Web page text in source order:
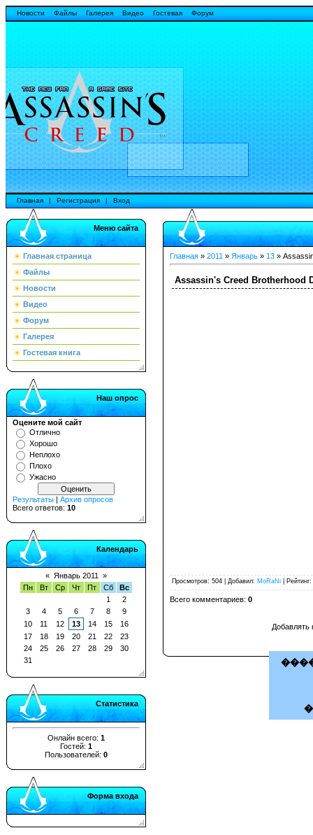
Новости Файлы Галерея Видео Гостевая Форум
Главная | Регистрация | Вход
Меню сайта
Главная страница
Файлы
Новости
Видео
Форум
Галерея
Гостевая книга
Наш опрос
Оцените мой сайт
Отлично
Хорошо
Неплохо
Плохо
Ужасно
Результаты | Архив опросов
Всего ответов: 10
Календарь
« Январь 2011
»
Пн
Вт Ср Чт Пт Сб
Вс
1
2
3
4 5 6 7 8
9
10
11 12 13 14 15
16
17
18 19 20 21 22
23
24
25 26 27 28 29
30
31
Статистика
Онлайн всего: 1
Гостей: 1
Пользователей: 0
Форма входа
Главная » 2011 » Январь » 13 »
Assassin's Creed Brotherhood
Просмотров: 504 | Добавил: MoRaNi Рейтинг:
Всего комментариев: 0
Добавлять